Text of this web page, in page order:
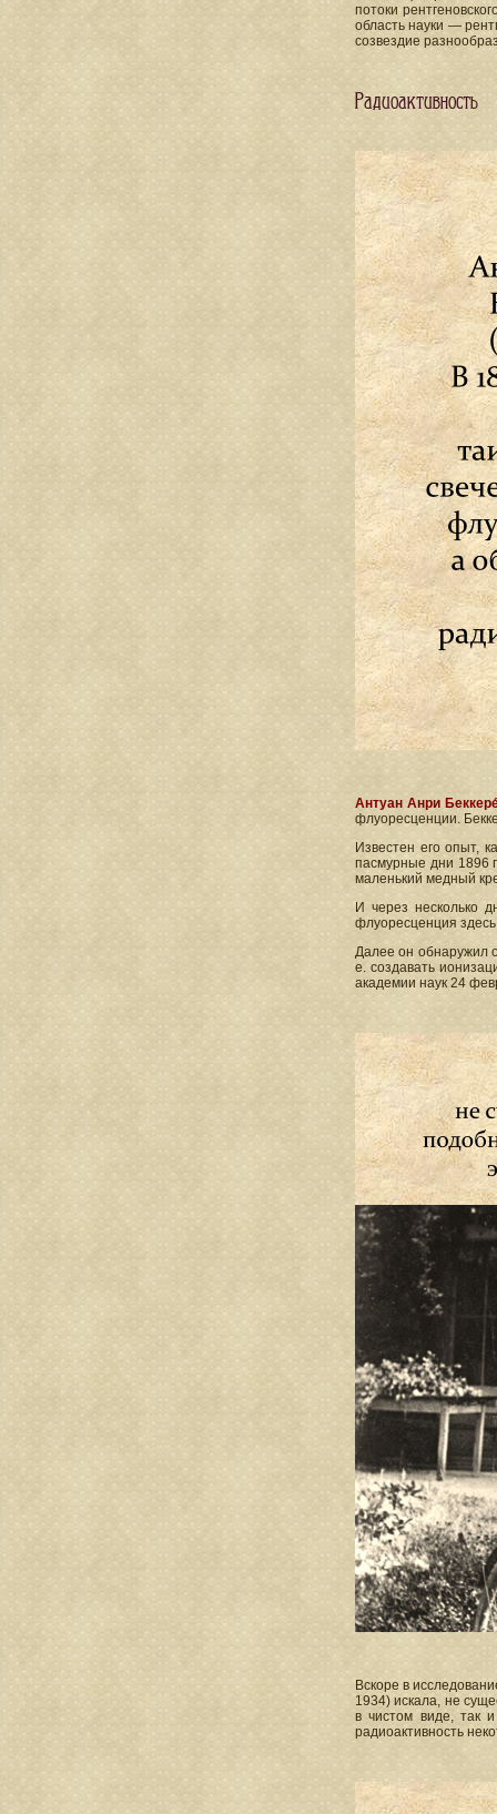
потоки
область науки —
созвездие
Радиоактивность
Антуан Анри
флуоресценции.
Известен его опыт,
пасмурные дни 1896
маленький медный
И через несколько
флуоресценция
Далее он обнаружил
е. создавать
академии наук 24
Вскоре в
1934) искала, не
в чистом виде, так
радиоактивность